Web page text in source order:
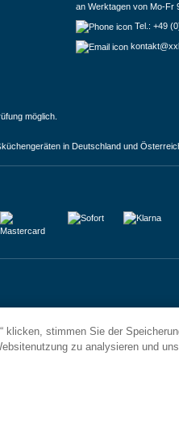
an Werktagen von Mo-Fr
Tel.: +49
möglich.
in Deutschland und
| Nederland
klicken, stimmen Sie der
zu analysieren und